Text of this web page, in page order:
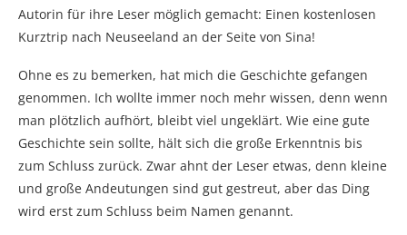
Autorin für ihre Leser möglich gemacht: Einen kostenlosen
Kurztrip nach Neuseeland an der Seite von Sina!
Ohne es zu bemerken, hat mich die Geschichte gefangen
genommen. Ich wollte immer noch mehr wissen, denn wenn
man plötzlich aufhört, bleibt viel ungeklärt. Wie eine gute
Geschichte sein sollte, hält sich die große Erkenntnis bis
zum Schluss zurück. Zwar ahnt der Leser etwas, denn kleine
und große Andeutungen sind gut gestreut, aber das Ding
wird erst zum Schluss beim Namen genannt.